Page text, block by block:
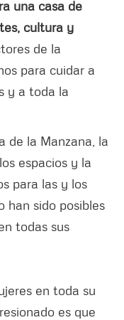
una casa de
cultura y
de la
para cuidar a
y a toda la
de la Manzana, la
espacios y la
para las y los
han sido posibles
todas sus
en toda su
es que